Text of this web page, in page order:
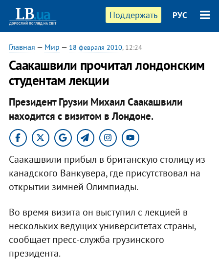
Поддержать РУС
Главная — Мир — 18 февраля 2010, 12:24
Саакашвили прочитал лондонским
студентам лекции
Президент Грузии Михаил Саакашвили
находится с визитом в Лондоне.
Саакашвили прибыл в британскую столицу из
канадского Ванкувера, где присутствовал на
открытии зимней Олимпиады.
Во время визита он выступил с лекцией в
нескольких ведущих университетах страны,
сообщает пресс-служба грузинского
президента.